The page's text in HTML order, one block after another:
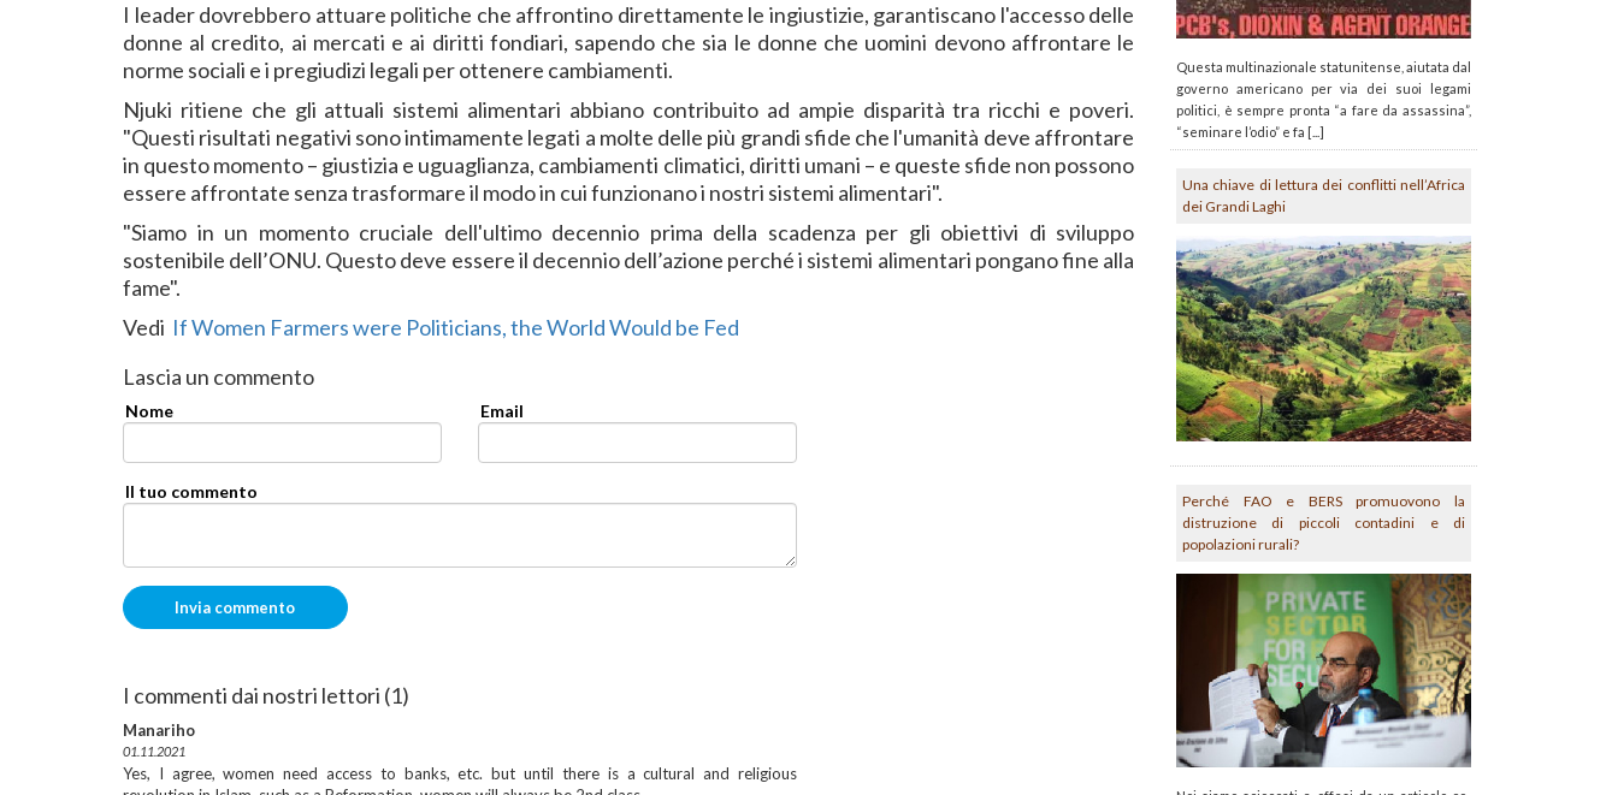
I leader dovrebbero attuare politiche che affrontino direttamente le ingiustizie, garantiscano l'accesso delle
donne al credito, ai mercati e ai diritti fondiari, sapendo che sia le donne che uomini devono affrontare le
norme sociali e i pregiudizi legali per ottenere cambiamenti.
Njuki ritiene che gli attuali sistemi alimentari abbiano contribuito ad ampie disparità tra ricchi e poveri.
"Questi risultati negativi sono intimamente legati a molte delle più grandi sfide che l'umanità deve affrontare
in questo momento – giustizia e uguaglianza, cambiamenti climatici, diritti umani – e queste sfide non possono
essere affrontate senza trasformare il modo in cui funzionano i nostri sistemi alimentari".
"Siamo in un momento cruciale dell'ultimo decennio prima della scadenza per gli obiettivi di sviluppo
sostenibile dell’ONU. Questo deve essere il decennio dell’azione perché i sistemi alimentari pongano fine alla
fame".
Vedi If Women Farmers were Politicians, the World Would be Fed
Lascia un commento
Nome Email
Il tuo commento
I commenti dai nostri lettori (1)
Manariho
01.11.2021
Yes, I agree, women need access to banks, etc. but until there is a cultural and religious
Questa multinazionale statunitense, aiutata dal
governo americano per via dei suoi legami
politici, è sempre pronta “a fare da assassina”,
“seminare l’odio” e fa [...]
Una chiave di lettura dei conflitti nell’Africa
dei Grandi Laghi
Perché FAO e BERS promuovono la
distruzione di piccoli contadini e di
popolazioni rurali?